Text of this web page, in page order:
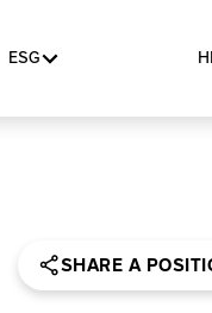
ESG
SHARE A